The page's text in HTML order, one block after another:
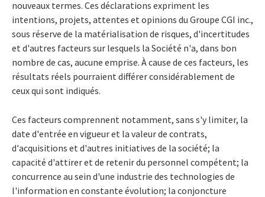
nouveaux termes. Ces déclarations expriment les
intentions, projets, attentes et opinions du Groupe CGI inc.,
sous réserve de la matérialisation de risques, d'incertitudes
et d'autres facteurs sur lesquels la Société n'a, dans bon
nombre de cas, aucune emprise. À cause de ces facteurs, les
résultats réels pourraient différer considérablement de
ceux qui sont indiqués.
Ces facteurs comprennent notamment, sans s'y limiter, la
date d'entrée en vigueur et la valeur de contrats,
d'acquisitions et d'autres initiatives de la société; la
capacité d'attirer et de retenir du personnel compétent; la
concurrence au sein d'une industrie des technologies de
l'information en constante évolution; la conjoncture